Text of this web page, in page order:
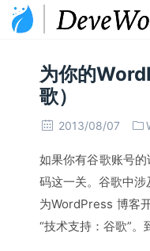
为你的
歌）
2013/08/07
如果你有谷歌账号
码这一关。谷歌中
为WordPress 博客
“技术支持：谷歌”